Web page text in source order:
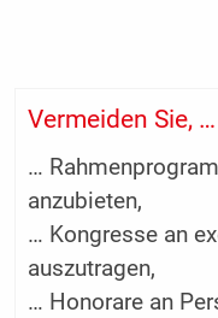
Vermeiden Sie, …
…
anzubieten,
… Kongresse an
auszutragen,
… Honorare an